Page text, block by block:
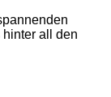
all den